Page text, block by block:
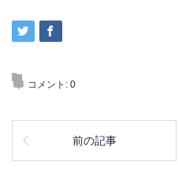
コメント: 0
前の記事